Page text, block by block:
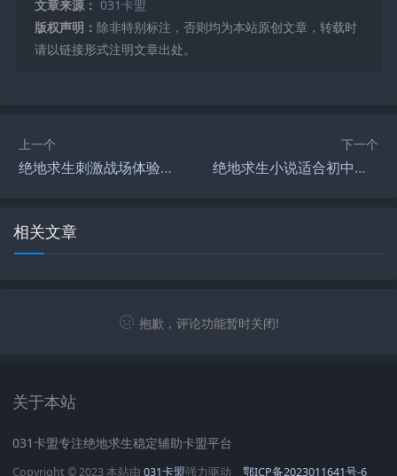
文章来源： 031卡盟
版权声明： 除非特别标注，否则均为本站原创文章，转载时
请以链接形式注明文章出处。
上一个
绝地求生刺激战场体验服最新资讯-绝地求生刺激战场体验服玩法与更新内容解析
下一个
绝地求生小说适合初中生看吗-绝地求生小说是否适合初中生阅读分析
相关文章
抱歉，评论功能暂时关闭!
关于本站
031卡盟专注绝地求生稳定辅助卡盟平台
Copyright © 2023 本站由 031卡盟强力驱动 鄂ICP备2023011641号-6